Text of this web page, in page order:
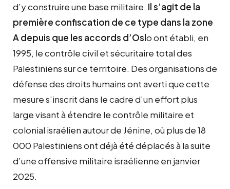
d’y construire une base militaire. Il s’agit de la
première confiscation de ce type dans la zone
A depuis que les accords d’Oslo ont établi, en
1995, le contrôle civil et sécuritaire total des
Palestiniens sur ce territoire. Des organisations de
défense des droits humains ont averti que cette
mesure s’inscrit dans le cadre d’un effort plus
large visant à étendre le contrôle militaire et
colonial israélien autour de Jénine, où plus de 18
000 Palestiniens ont déjà été déplacés à la suite
d’une offensive militaire israélienne en janvier
2025.